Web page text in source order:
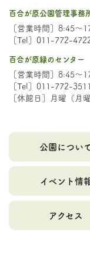
百合が原公園管理事務
［営業時間］8:45～
［Tel］011-772-
百合が原緑のセンター
［営業時間］8:45～
［Tel］011-772-3511
［休館日］月曜（月
公園につい
イベント情
アクセス